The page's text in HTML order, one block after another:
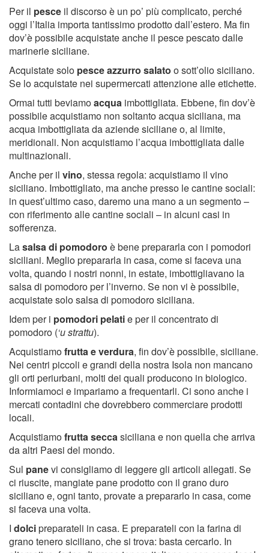
Per il pesce il discorso è un po’ più complicato, perché
oggi l’Italia importa tantissimo prodotto dall’estero. Ma fin
dov’è possibile acquistate anche il pesce pescato dalle
marinerie siciliane.
Acquistate solo pesce azzurro salato o sott’olio siciliano.
Se lo acquistate nei supermercati attenzione alle etichette.
Ormai tutti beviamoacqua imbottigliata. Ebbene, fin dov’è
possibile acquistiamo non soltanto acqua siciliana, ma
acqua imbottigliata da aziende siciliane o, al limite,
meridionali. Non acquistiamo l’acqua imbottigliata dalle
multinazionali.
Anche per il vino, stessa regola: acquistiamo il vino
siciliano. Imbottigliato, ma anche presso le cantine sociali:
in quest’ultimo caso, daremo una mano a un segmento –
con riferimento alle cantine sociali – in alcuni casi in
sofferenza.
Lasalsa di pomodoro è bene prepararla con i pomodori
siciliani. Meglio prepararla in casa, come si faceva una
volta, quando i nostri nonni, in estate, imbottigliavano la
salsa di pomodoro per l’inverno. Se non vi è possibile,
acquistate solo salsa di pomodoro siciliana.
Idem per i pomodori pelatie per il concentrato di
pomodoro (‘u strattu).
Acquistiamofrutta e verdura, fin dov’è possibile, siciliane.
Nei centri piccoli e grandi della nostra Isola non mancano
gli orti periurbani, molti dei quali producono in biologico.
Informiamoci e impariamo a frequentarli. Ci sono anche i
mercati contadini che dovrebbero commerciare prodotti
locali.
Acquistiamofrutta seccasiciliana e non quella che arriva
da altri Paesi del mondo.
Sul panevi consigliamo di leggere gli articoli allegati. Se
ci riuscite, mangiate pane prodotto con il grano duro
siciliano e, ogni tanto, provate a prepararlo in casa, come
si faceva una volta.
I dolcipreparateli in casa. E preparateli con la farina di
grano tenero siciliano, che si trova: basta cercarlo. In